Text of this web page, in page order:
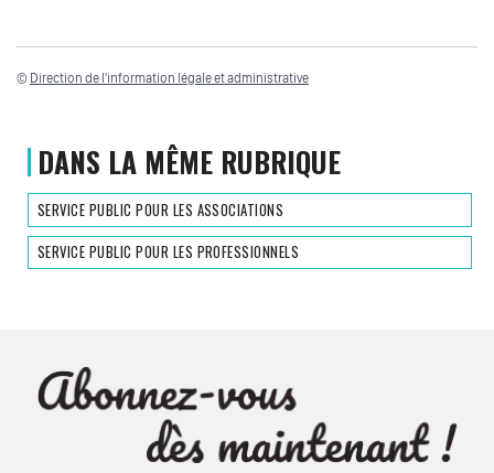
© Direction de l'information légale et administrative
DANS LA MÊME RUBRIQUE
SERVICE PUBLIC POUR LES ASSOCIATIONS
SERVICE PUBLIC POUR LES PROFESSIONNELS